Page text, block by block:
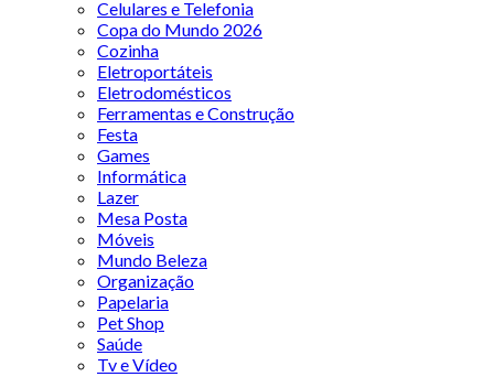
Celulares e Telefonia
Copa do Mundo 2026
Cozinha
Eletroportáteis
Eletrodomésticos
Ferramentas e Construção
Festa
Games
Informática
Lazer
Mesa Posta
Móveis
Mundo Beleza
Organização
Papelaria
Pet Shop
Saúde
Tv e Vídeo